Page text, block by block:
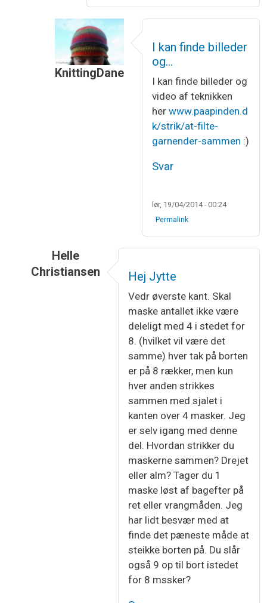
KnittingDane
Hvis man strikker i ren uld …
I kan finde billeder
og…
I kan finde billeder og
video af teknikken
her www.paapinden.d
k/strik/at-filte-
garnender-sammen :)
Svar
lør, 19/04/2014 - 00:24
Permalink
Helle
Christiansen
Hej Jytte
Vedr øverste kant. Skal
maske antallet ikke være
deleligt med 4 i stedet for
8. (hvilket vil være det
samme) hver tak på borten
er på 8 rækker, men kun
hver anden strikkes
sammen med sjalet i
kanten over 4 masker. Jeg
er selv igang med denne
del. Hvordan strikker du
maskerne sammen? Drejet
eller alm? Tager du 1
maske løst af bagefter på
ret eller vrangmåden. Jeg
har lidt besvær med at
finde det pæneste måde at
steikke borten på. Du slår
også 9 op til bort istedet
for 8 mssker?